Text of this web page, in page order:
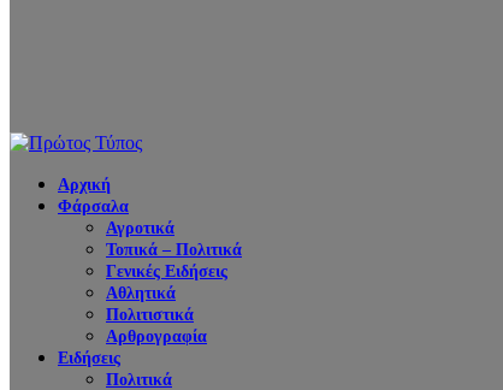
Αρχική
Φάρσαλα
Αγροτικά
Τοπικά – Πολιτικά
Γενικές Ειδήσεις
Αθλητικά
Πολιτιστικά
Αρθρογραφία
Ειδήσεις
Πολιτικά